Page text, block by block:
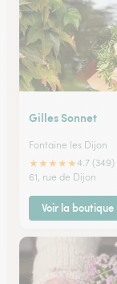
Gilles Sonnet
Fontaine les Dijon
★★★★★4.7 (349)
61, rue de Dijon
Voir la boutique